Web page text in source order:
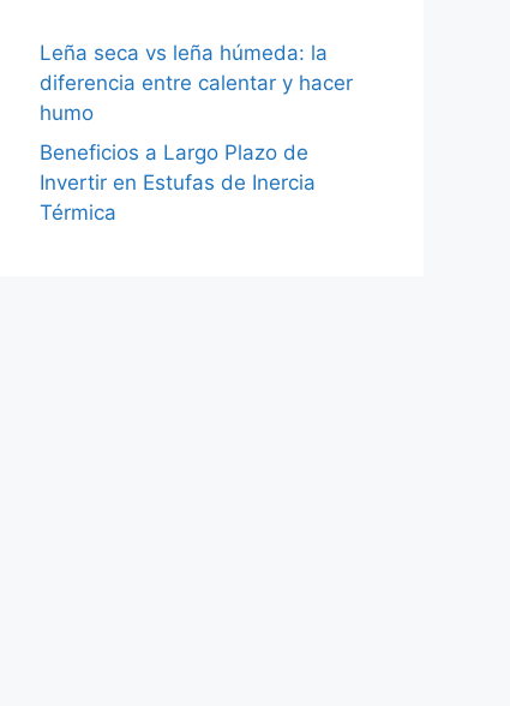
Leña seca vs leña húmeda: la
diferencia entre calentar y hacer
humo
Beneficios a Largo Plazo de
Invertir en Estufas de Inercia
Térmica